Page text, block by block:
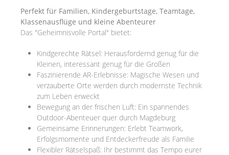
Perfekt für Familien, Kindergeburtstage, Teamtage,
Klassenausflüge und kleine Abenteurer
Das "Geheimnisvolle Portal" bietet:
Kindgerechte Rätsel: Herausfordernd genug für die
Kleinen, interessant genug für die Großen
Faszinierende AR-Erlebnisse: Magische Wesen und
verzauberte Orte werden durch modernste Technik
zum Leben erweckt
Bewegung an der frischen Luft: Ein spannendes
Outdoor-Abenteuer quer durch Magdeburg
Gemeinsame Erinnerungen: Erlebt Teamwork,
Erfolgsmomente und Entdeckerfreude als Familie
Flexibler Rätselspaß: Ihr bestimmt das Tempo eurer